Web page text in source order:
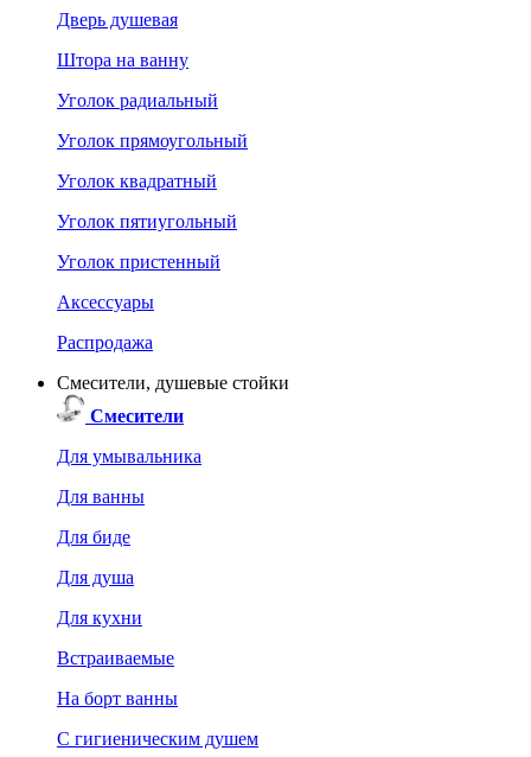
Дверь душевая
Штора на ванну
Уголок радиальный
Уголок прямоугольный
Уголок квадратный
Уголок пятиугольный
Уголок пристенный
Аксессуары
Распродажа
Смесители, душевые стойки
Смесители
Для умывальника
Для ванны
Для биде
Для душа
Для кухни
Встраиваемые
На борт ванны
C гигиеническим душем